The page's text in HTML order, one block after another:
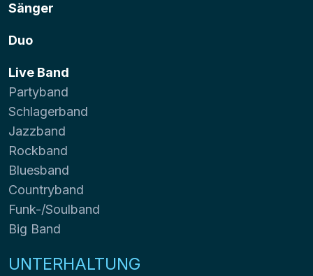
Sänger
Duo
Live Band
Partyband
Schlagerband
Jazzband
Rockband
Bluesband
Countryband
Funk-/Soulband
Big Band
UNTERHALTUNG